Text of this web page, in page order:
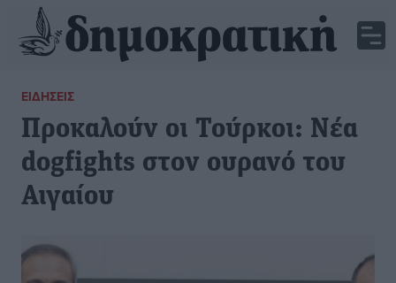
ΕΙΔΉΣΕΙΣ
Προκαλούν οι Τούρκοι: Νέα
dogfights στον ουρανό του
Αιγαίου